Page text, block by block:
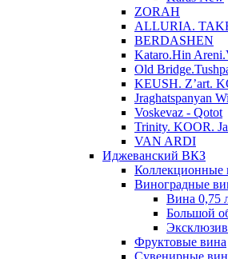
ZORAH
ALLURIA.
BERDASHEN
Kataro.Hin
Old
KEUSH. Z’art.
Jraghatspanyan
Voskevaz - Qotot
Trinity. KOOR.
VAN ARDI
Иджеванский ВКЗ
Коллекционные
Виноградные
Вина 0,75
Большой
Фруктовые вина
Cувенирные